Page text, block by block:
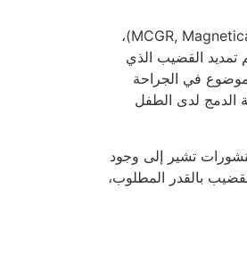
في طريقة القضيب المتنامي المتحكم فيه مغناطيسيًا (MCGR, Magnetically-controlled Growing Rods)،
تمديد القضيب الذي
في الجراحة
الدمج لدى الطفل
تشير إلى وجود
بالقدر المطلوب،